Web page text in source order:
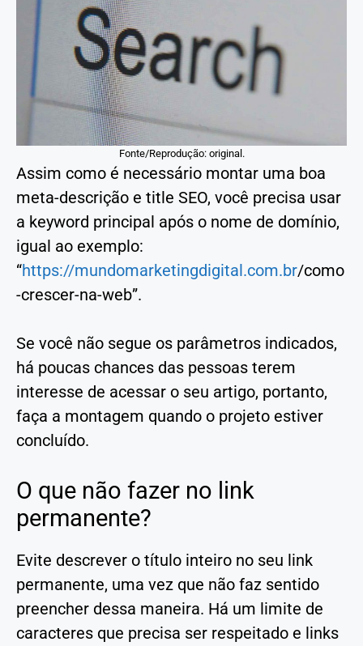
Fonte/Reprodução: original.
Assim como é necessário montar uma boa
meta-descrição e title SEO, você precisa usar
a keyword principal após o nome de domínio,
igual ao exemplo:
“https://mundomarketingdigital.com.br/como
-crescer-na-web”.
Se você não segue os parâmetros indicados,
há poucas chances das pessoas terem
interesse de acessar o seu artigo, portanto,
faça a montagem quando o projeto estiver
concluído.
O que não fazer no link
permanente?
Evite descrever o título inteiro no seu link
permanente, uma vez que não faz sentido
preencher dessa maneira. Há um limite de
caracteres que precisa ser respeitado e links